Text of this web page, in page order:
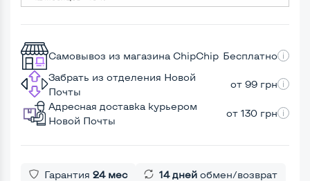
Самовывоз из магазина ChipChip Бесплатно
Забрать из отделения Новой
Почты
от 99 грн
Адресная доставка курьером
Новой Почты
от 130 грн
Гарантия 24 мес 14 дней обмен/возврат